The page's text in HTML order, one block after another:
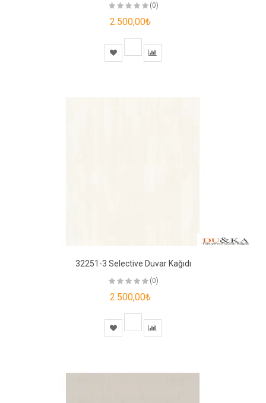
(0)
2.500,00₺
32251-3 Selective Duvar Kağıdı
(0)
2.500,00₺